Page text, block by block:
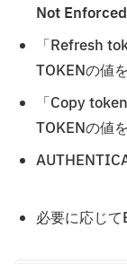
Not Enforced
「Refresh
TOKENの値
「Copy
TOKENの値
必要に応じ